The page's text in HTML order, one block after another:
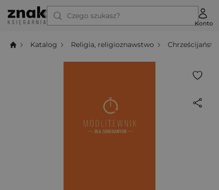
Czego szukasz?
Konto
Katalog Religia, religioznawstwo